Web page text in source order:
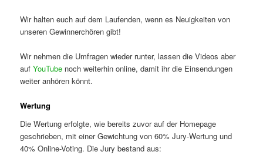
Wir halten euch auf dem Laufenden, wenn es Neuigkeiten von
unseren Gewinnerchören gibt!
Wir nehmen die Umfragen wieder runter, lassen die Videos aber
aufYouTube noch weiterhin online, damit ihr die Einsendungen
weiter anhören könnt.
Wertung
Die Wertung erfolgte, wie bereits zuvor auf der Homepage
geschrieben, mit einer Gewichtung von 60% Jury-Wertung und
40% Online-Voting. Die Jury bestand aus: